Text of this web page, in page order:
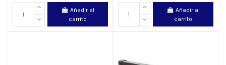
Añadir al
carrito
Añadir al
carrito